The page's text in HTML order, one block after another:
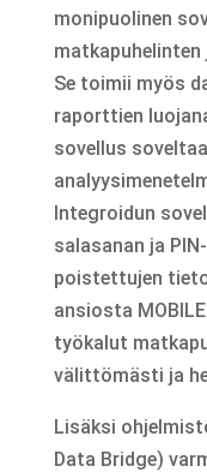
monipuolinen
Se toimii myös
raporttien
sovellus
Integroidun
salasanan ja
poistettujen
ansiosta
työkalut
välittömästi ja
Lisäksi
Data Bridge)